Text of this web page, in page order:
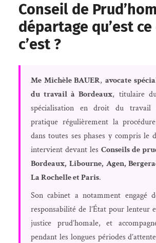
Conseil de
départage qu’est ce
c’est ?
Me Michèle BAUER, avocate
du travail à Bordeaux, titulaire
spécialisation en droit du travail
pratique régulièrement la
dans toutes ses phases y compris le
intervient devant les Conseils de
Bordeaux, Libourne, Agen,
La Rochelle et Paris.
Son cabinet a notamment engagé
responsabilité de l’État pour lenteur
justice prud’homale, et
pendant les longues périodes